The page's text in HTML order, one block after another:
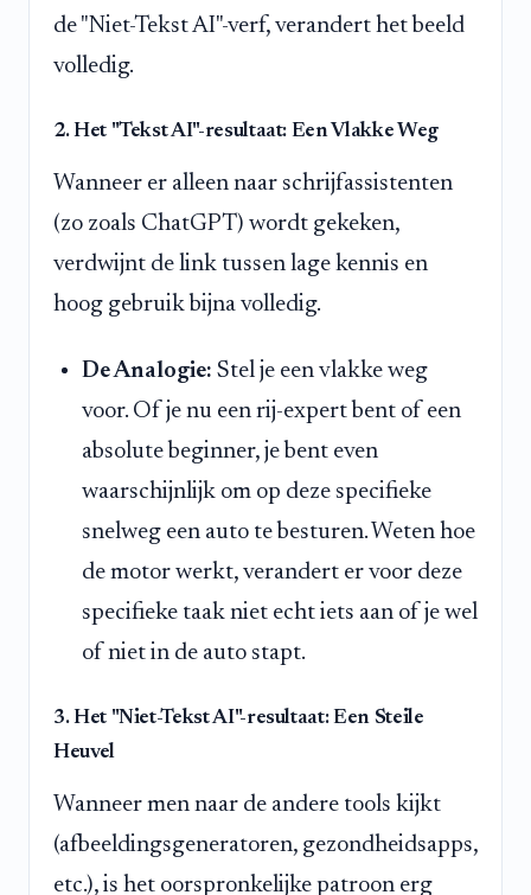
de "Niet-Tekst AI"-verf, verandert het beeld
volledig.
2. Het "Tekst AI"-resultaat: Een Vlakke Weg
Wanneer er alleen naar schrijfassistenten
(zo zoals ChatGPT) wordt gekeken,
verdwijnt de link tussen lage kennis en
hoog gebruik bijna volledig.
De Analogie: Stel je een vlakke weg
voor. Of je nu een rij-expert bent of een
absolute beginner, je bent even
waarschijnlijk om op deze specifieke
snelweg een auto te besturen. Weten hoe
de motor werkt, verandert er voor deze
specifieke taak niet echt iets aan of je wel
of niet in de auto stapt.
3. Het "Niet-Tekst AI"-resultaat: Een Steile
Heuvel
Wanneer men naar de andere tools kijkt
(afbeeldingsgeneratoren, gezondheidsapps,
etc.), is het oorspronkelijke patroon erg